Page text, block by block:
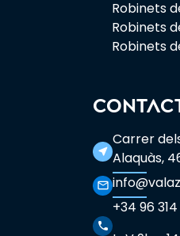
Robinets
Robinets
Robinets
near_me
Carrer
Alaquàs,
mail_outline
phone
+34 96